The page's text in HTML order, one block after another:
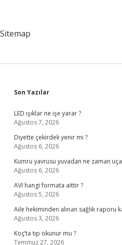
Sitemap
Sidebar
Son Yazılar
LED ışıklar ne işe yarar ?
Ağustos 7, 2026
Diyette çekirdek yenir mi ?
Ağustos 6, 2026
Kumru yavrusu yuvadan ne zaman
Ağustos 6, 2026
AVI hangi formata aittir ?
Ağustos 5, 2026
Aile hekiminden alınan sağlık raporu
Ağustos 3, 2026
Koç’ta tıp okunur mu ?
Temmuz 27, 2026